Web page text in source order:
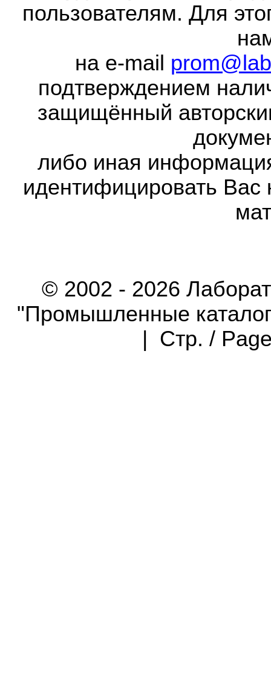
пользователям. Для
на e-mail
подтверждением
защищённый
либо иная
идентифицировать Вас
© 2002 - 2026
"Промышленные
| Стр. /